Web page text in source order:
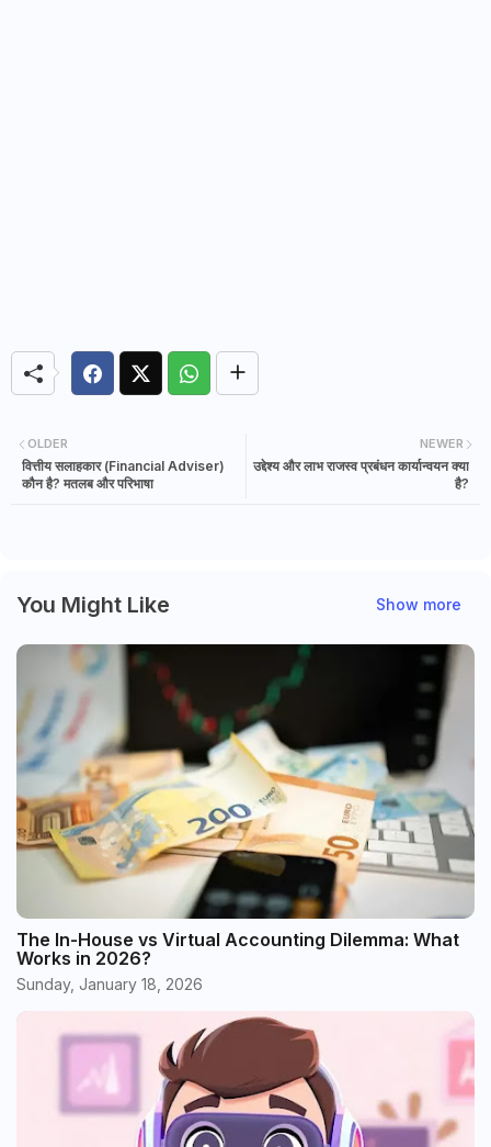
NEWER
उद्देश्य और लाभ राजस्व प्रबंधन कार्यान्वयन क्या
है?
OLDER
वित्तीय सलाहकार (Financial Adviser)
कौन है? मतलब और परिभाषा
You Might Like Show more
The In-House vs Virtual Accounting Dilemma: What
Works in 2026?
Sunday, January 18, 2026